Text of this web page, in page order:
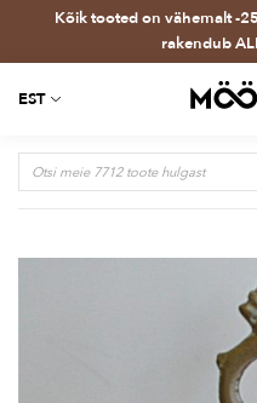
Kõik tooted on vähemalt -
rakendub
EST